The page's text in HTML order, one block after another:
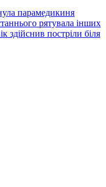
парамедикиня
рятувала інших
здійснив постріли біля